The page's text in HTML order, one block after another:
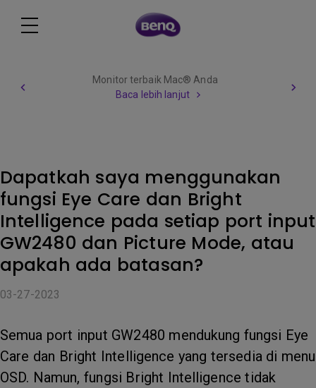
Monitor terbaik Mac® Anda
Baca lebih lanjut
Dapatkah saya menggunakan
fungsi Eye Care dan Bright
Intelligence pada setiap port input
GW2480 dan Picture Mode, atau
apakah ada batasan?
03-27-2023
Semua port input GW2480 mendukung fungsi Eye
Care dan Bright Intelligence yang tersedia di menu
OSD. Namun, fungsi Bright Intelligence tidak